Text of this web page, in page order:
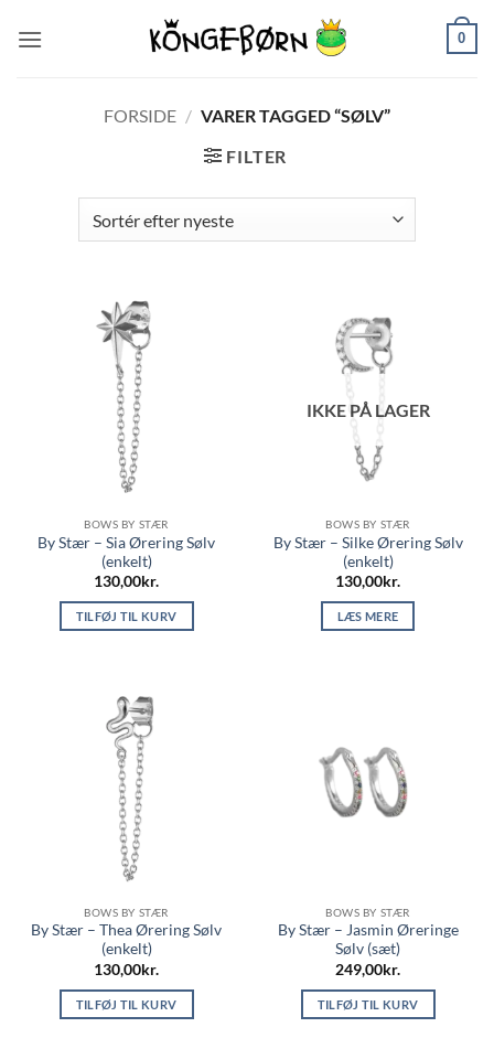
0
FORSIDE / VARER TAGGED “SØLV”
FILTER
BOWS BY STÆR
By Stær – Sia Ørering Sølv
(enkelt)
130,00kr.
TILFØJ TIL KURV
IKKE PÅ LAGER
BOWS BY STÆR
By Stær – Silke Ørering Sølv
(enkelt)
130,00kr.
LÆS MERE
BOWS BY STÆR
By Stær – Thea Ørering Sølv
(enkelt)
130,00kr.
TILFØJ TIL KURV
BOWS BY STÆR
By Stær – Jasmin Øreringe
Sølv (sæt)
249,00kr.
TILFØJ TIL KURV